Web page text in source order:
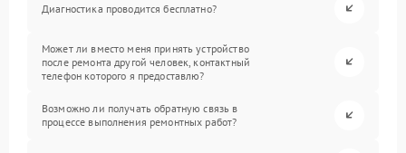
Диагностика проводится бесплатно?
Может ли вместо меня принять устройство
после ремонта другой человек, контактный
телефон которого я предоставлю?
Возможно ли получать обратную связь в
процессе выполнения ремонтных работ?